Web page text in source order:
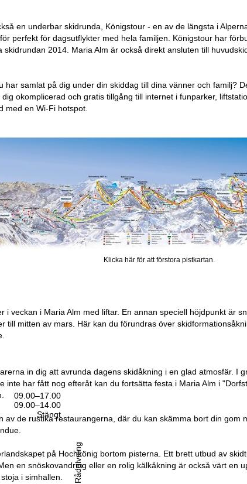
09.00–17.00
09.00–14.00
Stängt
Rådgivning
en underbar skidrunda, Königstour - en av de längsta i
perfekt för dagsutflykter med hela familjen. Königstour har
2014. Maria Alm är också direkt ansluten till
har samlat på dig under din skiddag till dina vänner och familj?
okomplicerad och gratis tillgång till internet i funparker,
med en Wi-Fi hotspot.
Klicka här för att förstora pistkartan.
i veckan i Maria Alm med liftar. En annan speciell höjdpunkt är
till mitten av mars. Här kan du förundras över
in dig att avrunda dagens skidåkning i en glad atmosfär. I
inte har fått nog efteråt kan du fortsätta festa i Maria Alm i
av de rustika restaurangerna, där du kan skämma bort din gom
på Hochkönig bortom pisterna. Ett brett utbud av
en snöskovandring eller en rolig kälkåkning är också värt en
i simhallen.